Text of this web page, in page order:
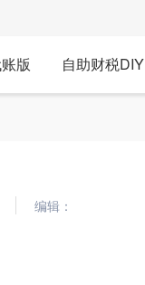
版 自助财税DIY
编辑：